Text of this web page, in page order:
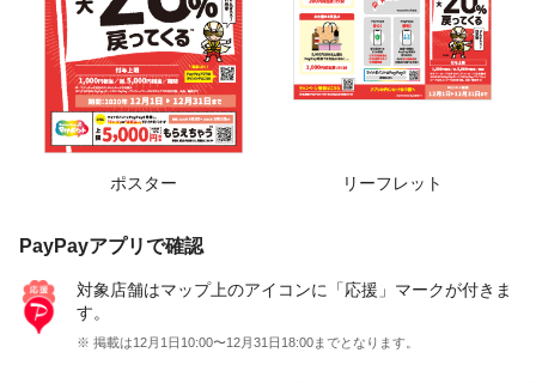
ポスター リーフレット
PayPayアプリで確認
対象店舗はマップ上のアイコンに「応援」マークが付きま
す。
※ 掲載は12月1日10:00〜12月31日18:00までとなります。